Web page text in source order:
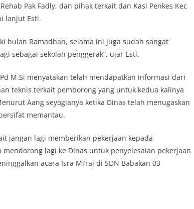
Pak Fadly, dan pihak terkait dan Kasi Penkes Kec
lanjut Esti.
bulan Ramadhan, selama ini juga sudah sangat
sebagai sekolah penggerak”, ujar Esti.
M.Si menyatakan telah mendapatkan informasi dari
teknis terkait pemborong yang untuk kedua kalinya
Aang seyogianya ketika Dinas telah menugaskan
memantau.
jangan lagi memberikan pekerjaan kepada
lagi ke Dinas untuk penyelesaian pekerjaan
acara Isra Mi’raj di SDN Babakan 03